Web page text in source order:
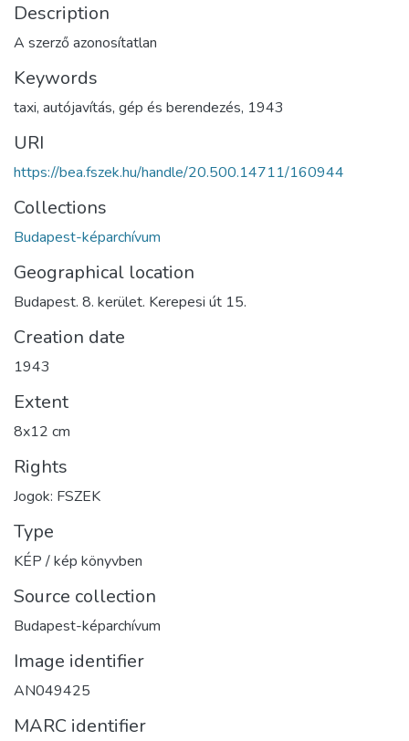
Description
A szerző azonosítatlan
Keywords
taxi, autójavítás, gép és berendezés, 1943
URI
https://bea.fszek.hu/handle/20.500.14711/160944
Collections
Budapest-képarchívum
Geographical location
Budapest. 8. kerület. Kerepesi út 15.
Creation date
1943
Extent
8x12 cm
Rights
Jogok: FSZEK
Type
KÉP / kép könyvben
Source collection
Budapest-képarchívum
Image identifier
AN049425
MARC identifier